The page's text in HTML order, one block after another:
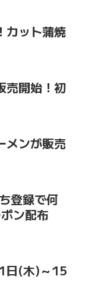
カット蒲焼
売開始！初
メンが販売
登録で何
ン配布
日(木)～15